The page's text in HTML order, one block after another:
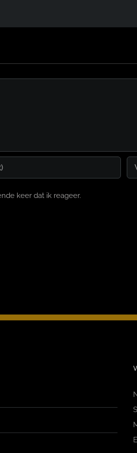
keer dat ik reageer.